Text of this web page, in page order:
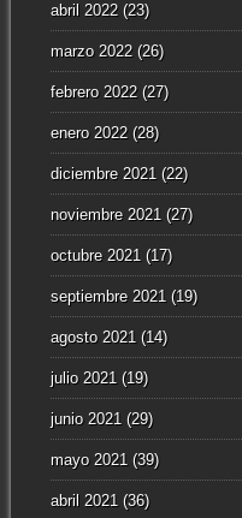
abril 2022(23)
marzo 2022(26)
febrero 2022(27)
enero 2022(28)
diciembre 2021(22)
noviembre 2021(27)
octubre 2021(17)
septiembre 2021(19)
agosto 2021(14)
julio 2021(19)
junio 2021(29)
mayo 2021(39)
abril 2021(36)